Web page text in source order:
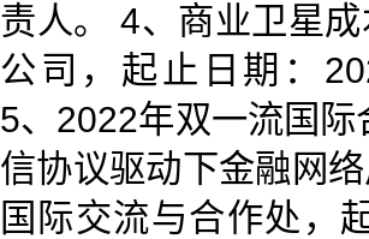
责人。 4、商业卫星
公司，起止日期：
5、2022年双一流国
信协议驱动下金融网
国际交流与合作处，